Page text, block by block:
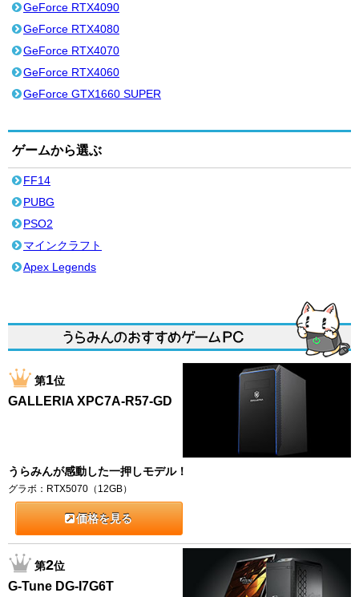
GeForce RTX4090
GeForce RTX4080
GeForce RTX4070
GeForce RTX4060
GeForce GTX1660 SUPER
ゲームから選ぶ
FF14
PUBG
PSO2
マインクラフト
Apex Legends
第1位
GALLERIA XPC7A-R57-GD
うらみんが感動した一押しモデル！
グラボ：RTX5070（12GB）
価格を見る
第2位
G-Tune DG-I7G6T